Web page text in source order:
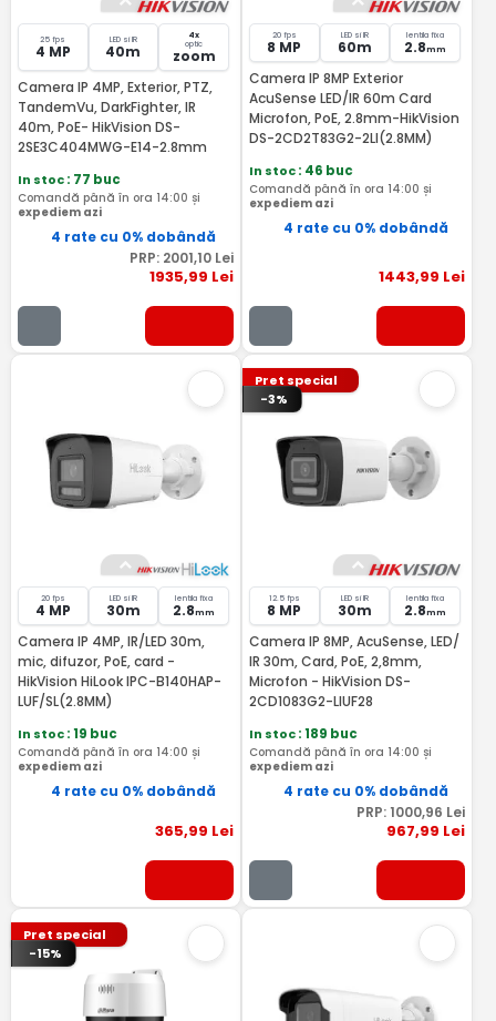
25 fps
4 MP
LED si IR
40m
4x
optic
zoom
Camera IP 4MP, Exterior, PTZ,
TandemVu, DarkFighter, IR
40m, PoE- HikVision DS-
2SE3C404MWG-E14-2.8mm
In stoc: 77 buc
Comandă până în ora 14:00 și
expediem azi
4 rate cu 0% dobândă
PRP: 2001,10Lei
1935,99 Lei
20 fps
8 MP
LED si IR
60m
lentila fixa
2.8mm
Camera IP 8MP Exterior
AcuSense LED/IR 60m Card
Microfon, PoE, 2.8mm-HikVision
DS-2CD2T83G2-2LI(2.8MM)
In stoc: 46 buc
Comandă până în ora 14:00 și
expediem azi
4 rate cu 0% dobândă
1443,99 Lei
20 fps
4 MP
LED si IR
30m
lentila fixa
2.8mm
Camera IP 4MP, IR/LED 30m,
mic, difuzor, PoE, card -
HikVision HiLook IPC-B140HAP-
LUF/SL(2.8MM)
In stoc: 19 buc
Comandă până în ora 14:00 și
expediem azi
4 rate cu 0% dobândă
365,99 Lei
Pret special
-3%
12.5 fps
8 MP
LED si IR
30m
lentila fixa
2.8mm
Camera IP 8MP, AcuSense, LED/
IR 30m, Card, PoE, 2,8mm,
Microfon - HikVision DS-
2CD1083G2-LIUF28
In stoc: 189 buc
Comandă până în ora 14:00 și
expediem azi
4 rate cu 0% dobândă
PRP: 1000,96 Lei
967,99 Lei
Pret special
-15%